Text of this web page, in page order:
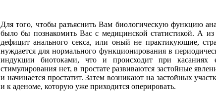
Для того, чтобы разъяснить Вам биологическую функцию
было бы познакомить Вас с медицинской статистикой. А
дефицит анального секса, или оный не практикующие,
нуждается для нормального функционирования в
индукции биотоками, что и происходит при
стимулирования нет, в простате развиваются застойные
и начинается простатит. Затем возникают на застойных
и к аденоме, которую уже приходится оперировать.